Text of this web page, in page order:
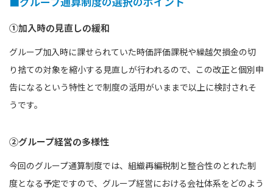
①加入時の見直しの緩和
グループ加入時に課せられていた時価評価課税や繰越欠損金の切
り捨ての対象を縮小する見直しが行われるので、この改正と個別申
告になるという特性とで制度の活用がいままで以上に検討されそ
うです。
②グループ経営の多様性
今回のグループ通算制度では、組織再編税制と整合性のとれた制
度となる予定ですので、グループ経営における会社体系をどのよう